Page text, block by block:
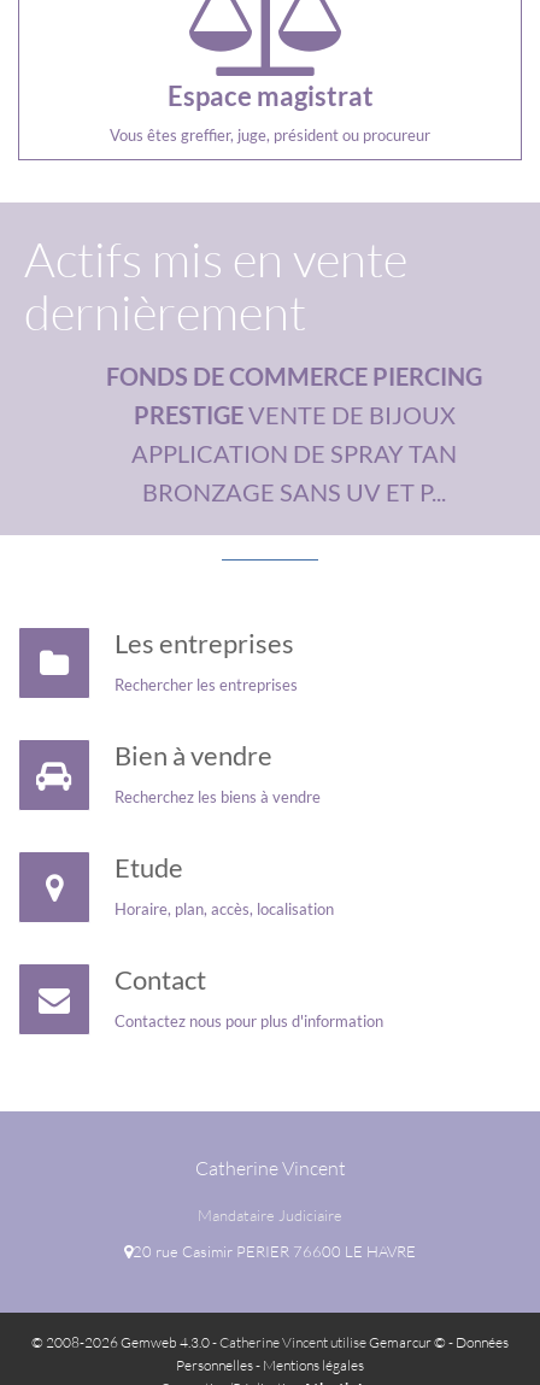
Espace magistrat
Vous êtes greffier, juge, président ou procureur
Actifs mis en vente
dernièrement
MATERIEL PROFESSIONNEL
FONDS DE COMMERCE PIERCING
PRESTIGEVENTE DE BIJOUX
APPLICATION DE SPRAY TAN
BRONZAGE SANS UV ET P...
Les entreprises
Rechercher les entreprises
Bien à vendre
Recherchez les biens à vendre
Etude
Horaire, plan, accès, localisation
Contact
Contactez nous pour plus d'information
Catherine Vincent
Mandataire Judiciaire
20 rue Casimir PERIER 76600 LE HAVRE
© 2008-2026 Gemweb 4.3.0- Catherine Vincent utiliseGemarcur © - Données
Personnelles- Mentions légales